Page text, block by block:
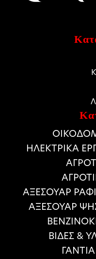
HΛΕΚΤΡΙΚΑ
ΑΞΕΣΟΥΑΡ
ΑΞΕΣΟΥΑΡ
ΒΙΔΕΣ &